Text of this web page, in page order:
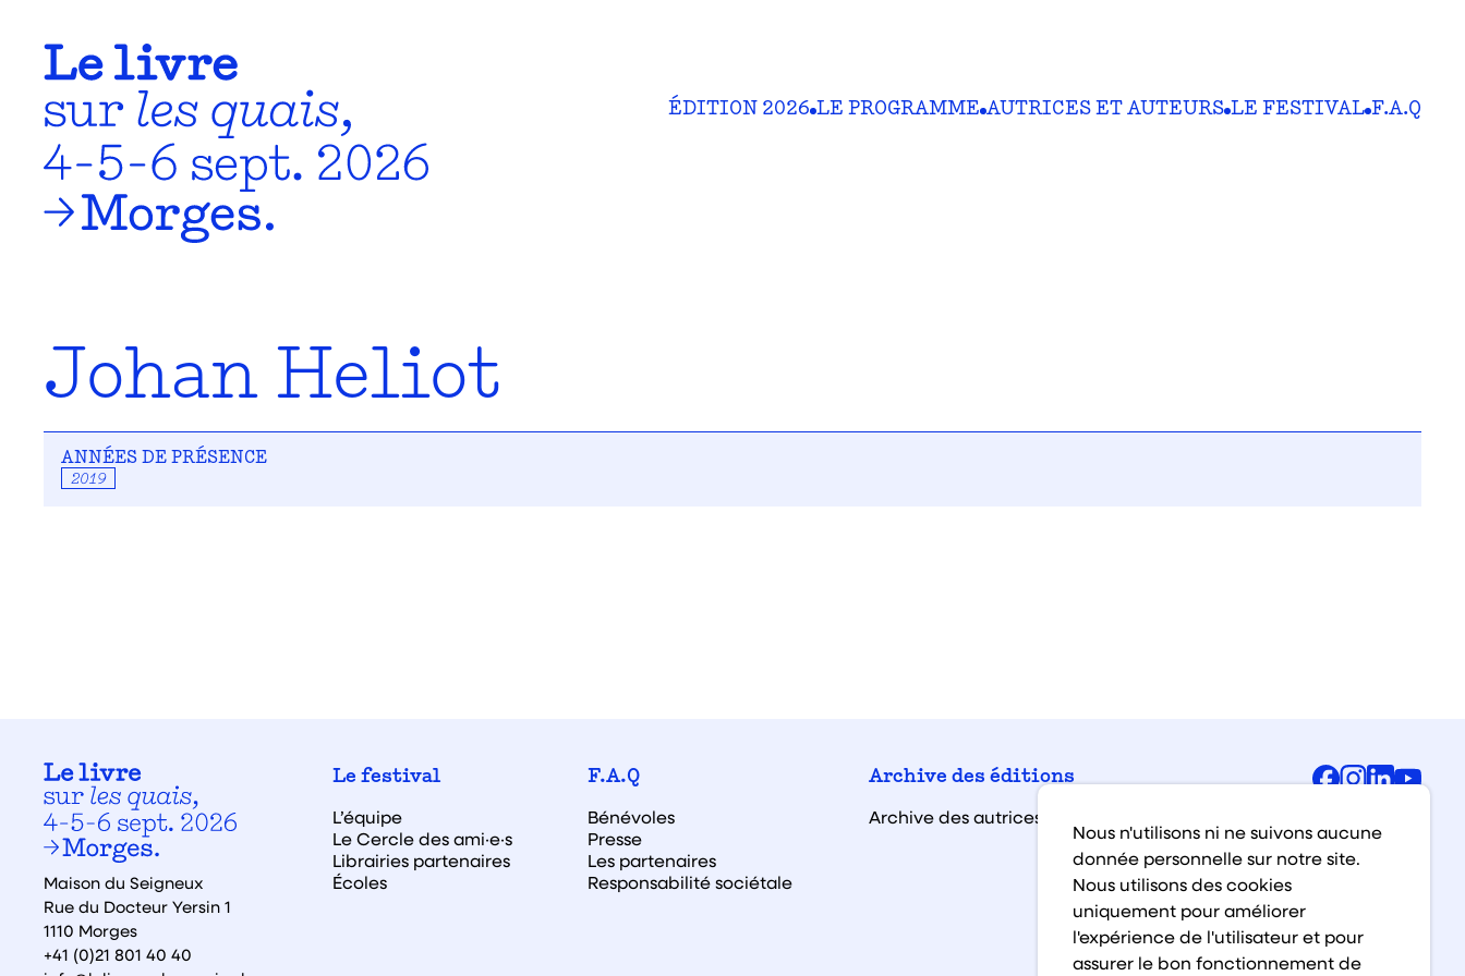
ÉDITION 2026 LE PROGRAMME AUTRICES ET AUTEURS LE FESTIVAL F.A.Q
Johan Heliot
ANNÉES DE PRÉSENCE
2019
Maison du Seigneux
Rue du Docteur Yersin 1
1110 Morges
+41 (0)21 801 40 40
Le festival
L’équipe
Le Cercle des ami·e·s
Librairies partenaires
Écoles
F.A.Q
Bénévoles
Presse
Les partenaires
Responsabilité sociétale
Archive des éditions
Archive des autrices et auteurs
Facebook
Nous n'utilisons ni ne suivons aucune
donnée personnelle sur notre site.
Nous utilisons des cookies
uniquement pour améliorer
l'expérience de l'utilisateur et pour
assurer le bon fonctionnement de